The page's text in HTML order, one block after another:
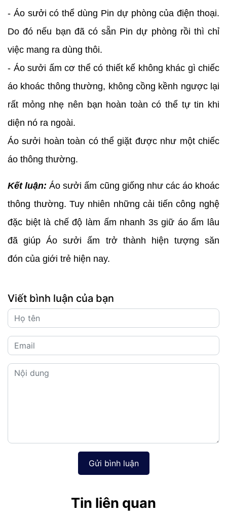
- Áo sưởi có thể dùng Pin dự phòng của điện thoại.
Do đó nếu bạn đã có sẵn Pin dự phòng rồi thì chỉ
việc mang ra dùng thôi.
- Áo sưởi ấm cơ thể có thiết kế không khác gì chiếc
áo khoác thông thường, không cồng kềnh ngược lại
rất mỏng nhẹ nên bạn hoàn toàn có thể tự tin khi
diện nó ra ngoài.
Áo sưởi hoàn toàn có thể giặt được như một chiếc
áo thông thường.
Kết luận: Áo sưởi ấm cũng giống như các áo khoác
thông thường. Tuy nhiên những cải tiến công nghệ
đặc biệt là chế độ làm ấm nhanh 3s giữ áo ấm lâu
đã giúp Áo sưởi ấm trở thành hiện tượng săn
đón của giới trẻ hiện nay.
Viết bình luận của bạn
Gửi bình luận
Tin liên quan